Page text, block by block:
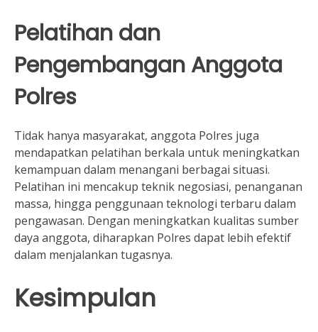
Pelatihan dan
Pengembangan Anggota
Polres
Tidak hanya masyarakat, anggota Polres juga
mendapatkan pelatihan berkala untuk meningkatkan
kemampuan dalam menangani berbagai situasi.
Pelatihan ini mencakup teknik negosiasi, penanganan
massa, hingga penggunaan teknologi terbaru dalam
pengawasan. Dengan meningkatkan kualitas sumber
daya anggota, diharapkan Polres dapat lebih efektif
dalam menjalankan tugasnya.
Kesimpulan